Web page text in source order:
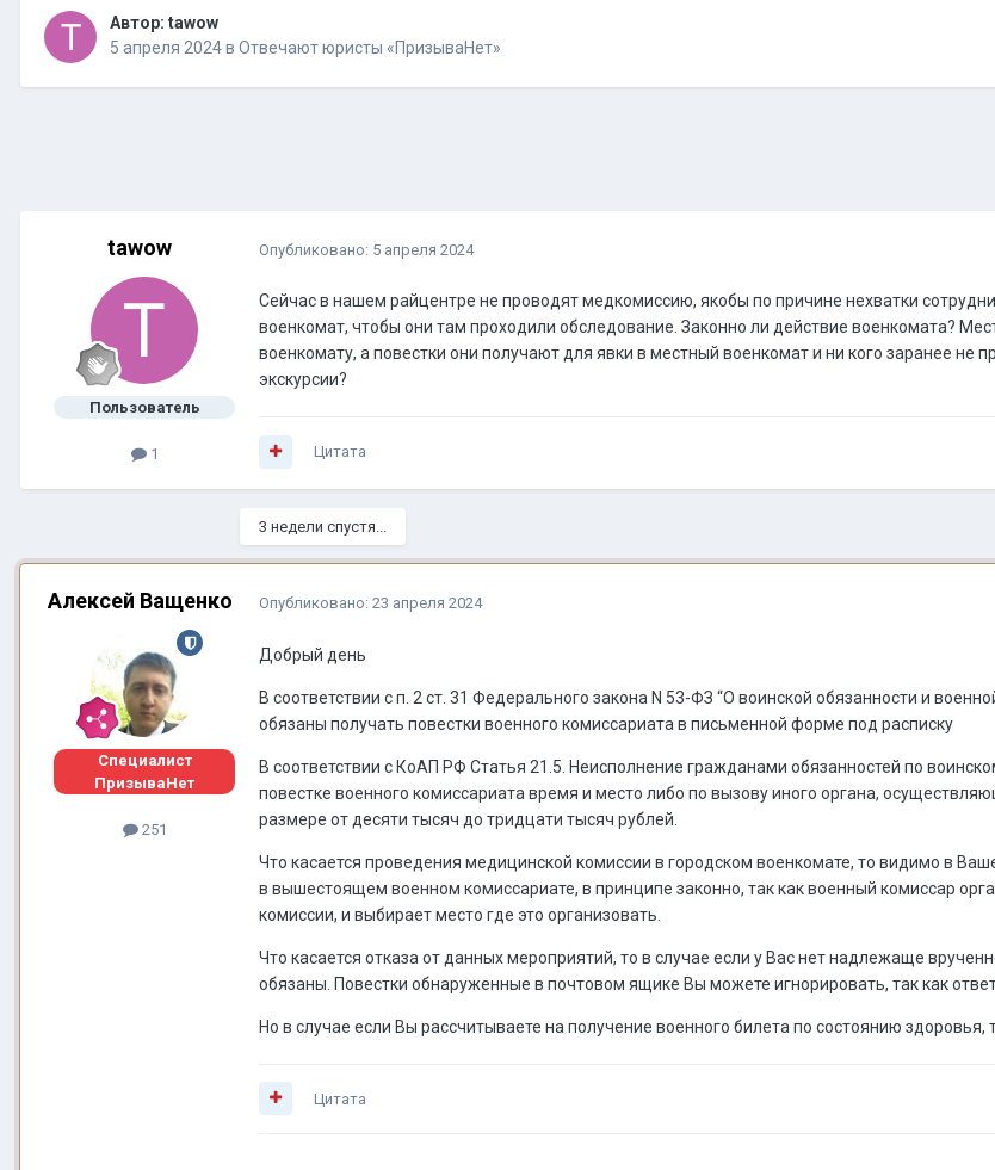
Автор: tawow
5 апреля 2024в Отвечают юристы «ПризываНет»
tawow
Пользователь
1
Опубликовано: 5 апреля 2024
Сейчас в нашем райцентре не проводят медкомиссию, якобы по причине нехватки
военкомат, чтобы они там проходили обследование. Законно ли действие военкомата?
военкомату, а повестки они получают для явки в местный военкомат и ни кого заранее не
экскурсии?
Цитата
3 недели спустя...
Алексей Ващенко
Специалист
ПризываНет
251
Опубликовано: 23 апреля 2024
Добрый день
В соответствии с п. 2 ст. 31 Федерального закона N 53-ФЗ “О воинской обязанности и
обязаны получать повестки военного комиссариата в письменной форме под расписку
В соответствии с КоАП РФ Статья 21.5. Неисполнение гражданами обязанностей по
повестке военного комиссариата время и место либо по вызову иного органа,
размере от десяти тысяч до тридцати тысяч рублей.
Что касается проведения медицинской комиссии в городском военкомате, то видимо в
в вышестоящем военном комиссариате, в принципе законно, так как военный комиссар
комиссии, и выбирает место где это организовать.
Что касается отказа от данных мероприятий, то в случае если у Вас нет надлежаще
обязаны. Повестки обнаруженные в почтовом ящике Вы можете игнорировать, так как
Но в случае если Вы рассчитываете на получение военного билета по состоянию
Цитата